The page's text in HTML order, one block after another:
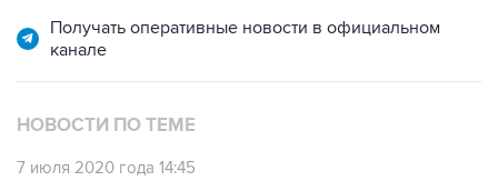
Получать оперативные новости в официальном
канале
НОВОСТИ ПО ТЕМЕ
7 июля 2020 года 14:45